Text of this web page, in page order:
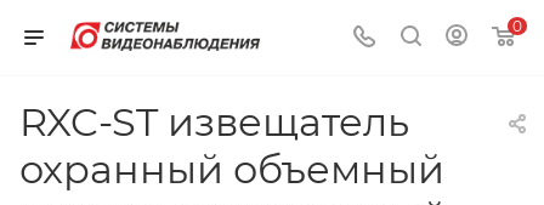
0
RXC-ST извещатель
охранный объемный